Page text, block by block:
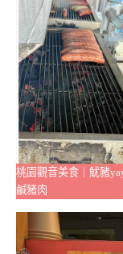
桃園觀音美食｜魷豬
鹹豬肉